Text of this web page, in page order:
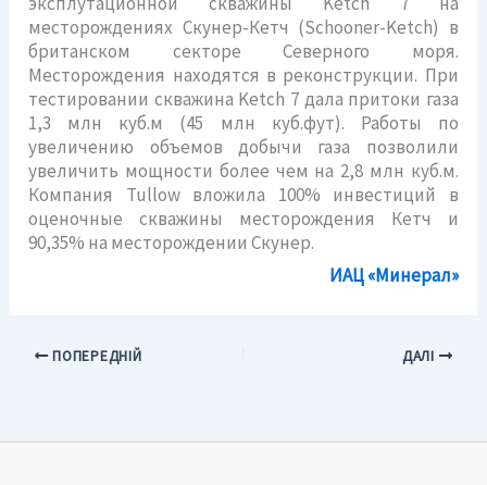
месторождениях Скунер-Кетч (Schooner-Ketch) в
британском секторе Северного моря.
Месторождения находятся в реконструкции. При
тестировании скважина Ketch 7 дала притоки газа
1,3 млн куб.м (45 млн куб.фут). Работы по
увеличению объемов добычи газа позволили
увеличить мощности более чем на 2,8 млн куб.м.
Компания Tullow вложила 100% инвестиций в
оценочные скважины месторождения Кетч и
90,35% на месторождении Скунер.
ИАЦ «Минерал»
ПОПЕРЕДНІЙ ДАЛІ